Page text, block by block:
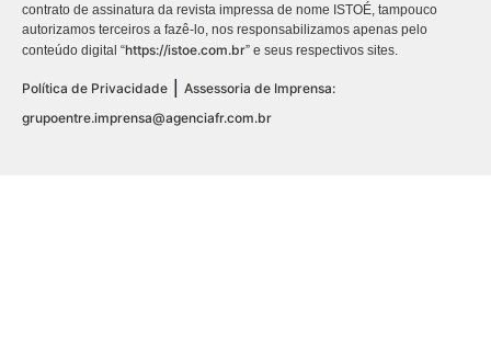
contrato de assinatura da revista impressa de nome ISTOÉ, tampouco
autorizamos terceiros a fazê-lo, nos responsabilizamos apenas pelo
conteúdo digital “https://istoe.com.br” e seus respectivos sites.
Política de Privacidade
Assessoria de Imprensa:
grupoentre.imprensa@agenciafr.com.br